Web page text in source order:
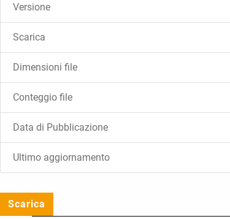
Versione
Scarica
Dimensioni file
Conteggio file
Data di Pubblicazione
Ultimo aggiornamento
Scarica